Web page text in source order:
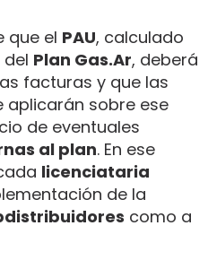
que el PAU, calculado
Plan Gas.Ar, deberá
facturas y que las
aplicarán sobre ese
de eventuales
al plan. En ese
licenciataria
de la
como a